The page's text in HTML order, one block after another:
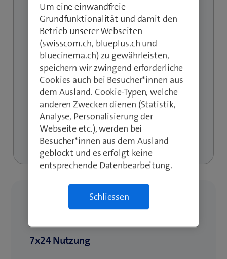
Sie haben noch kein Login? Registrieren Sie
sich für My Swisscom Business und verwalten
Sie Ihre Swisscom Lösungen.
7x24 Nutzung
Um eine einwandfreie
Grundfunktionalität und damit den
Betrieb unserer Webseiten
(swisscom.ch, blueplus.ch und
bluecinema.ch) zu gewährleisten,
speichern wir zwingend erforderliche
Cookies auch bei Besucher*innen aus
dem Ausland. Cookie-Typen, welche
anderen Zwecken dienen (Statistik,
Analyse, Personalisierung der
Webseite etc.), werden bei
Besucher*innen aus dem Ausland
geblockt und es erfolgt keine
entsprechende Datenbearbeitung.
Schliessen